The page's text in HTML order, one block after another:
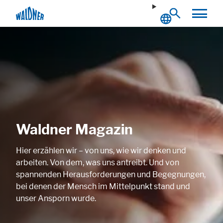
Waldner Magazin
Hier erzählen wir – von uns, wie wir denken und
arbeiten. Von dem, was uns antreibt. Und von
spannenden Herausforderungen und Begegnungen,
bei denen der Mensch im Mittelpunkt stand und
unser Ansporn wurde.
Diese Cookies ermöglichen grundlegende Funktionen und sind für die
Cookie Informationen anzeigen
Externe Inhalte
Beinhaltet Ressourcen, welche externe Inhalte auf der Website zur
Verfügung stellen. Wie zum Beispiel YouTube, Instagram oder ähnliche